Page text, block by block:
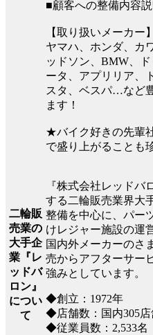
■顧客への整備内容
【取り扱いメーカー】
ヤマハ、ホンダ、カ
ッドソン、BMW、
ータ、アプリリア、
スタ、ベスパ…など
ます！
★バイク好きの先輩
で盛り上がることも
二輪販
売業の
大手企
業『レ
ッドバ
ロン』
につい
て
『株式会社レッドバ
する二輪販売業界大
整備を中心に、パー
けレジャー施設の運
国内外メーカーのさ
売からアフターサー
強みとしています。
◆創立：1972年
◆店舗数：国内305
◆従業員数：2,533名